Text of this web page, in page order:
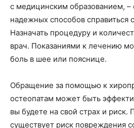
с медицинским образованием, –
надежных способов справиться
Назначать процедуру и
врач. Показаниями к лечению
боль в шее или пояснице.
Обращение за помощью к
остеопатам может быть
вы будете на свой страх и
существует риск повреждения